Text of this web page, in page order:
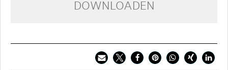
DOWNLOADEN